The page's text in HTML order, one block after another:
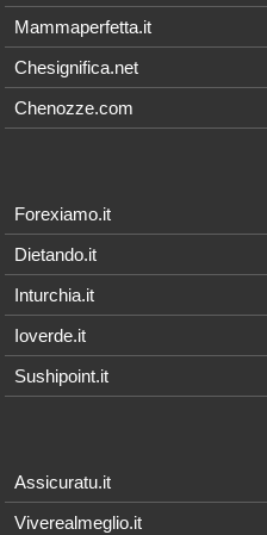
Mammaperfetta.it
Chesignifica.net
Chenozze.com
Forexiamo.it
Dietando.it
Inturchia.it
Ioverde.it
Sushipoint.it
Assicuratu.it
Viverealmeglio.it